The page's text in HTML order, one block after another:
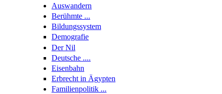
Auswandern
Berühmte ...
Bildungssystem
Demografie
Der Nil
Deutsche ....
Eisenbahn
Erbrecht in Ägypten
Familienpolitik ...